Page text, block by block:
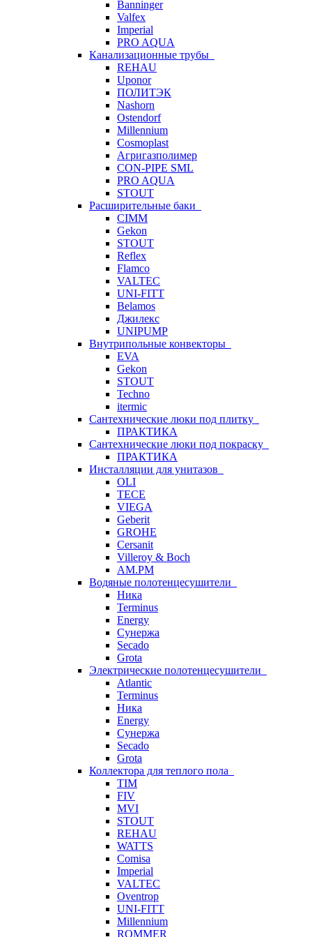
Banninger
Valfex
Imperial
PRO AQUA
Канализационные трубы
REHAU
Uponor
ПОЛИТЭК
Nashorn
Ostendorf
Millennium
Cosmoplast
Агригазполимер
CON-PIPE SML
PRO AQUA
STOUT
Расширительные баки
CIMM
Gekon
STOUT
Reflex
Flamco
VALTEC
UNI-FITT
Belamos
Джилекс
UNIPUMP
Внутрипольные конвекторы
EVA
Gekon
STOUT
Techno
itermic
Сантехнические люки под плитку
ПРАКТИКА
Сантехнические люки под покраску
ПРАКТИКА
Инсталляции для унитазов
OLI
TECE
VIEGA
Geberit
GROHE
Cersanit
Villeroy & Boch
AM.PM
Водяные полотенцесушители
Ника
Terminus
Energy
Сунержа
Secado
Grota
Электрические полотенцесушители
Atlantic
Terminus
Ника
Energy
Сунержа
Secado
Grota
Коллектора для теплого пола
TIM
FIV
MVI
STOUT
REHAU
WATTS
Comisa
Imperial
VALTEC
Oventrop
UNI-FITT
Millennium
ROMMER